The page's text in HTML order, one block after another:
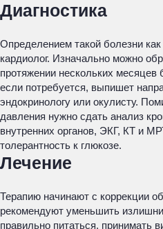
Диагностика
Определением такой болезни как
кардиолог. Изначально можно
протяжении нескольких месяцев
если потребуется, выпишет
эндокринологу или окулисту.
давления нужно сдать анализ
внутренних органов, ЭКГ, КТ и
толерантность к глюкозе.
Лечение
Терапию начинают с коррекции
рекомендуют уменьшить
правильно питаться, принимать